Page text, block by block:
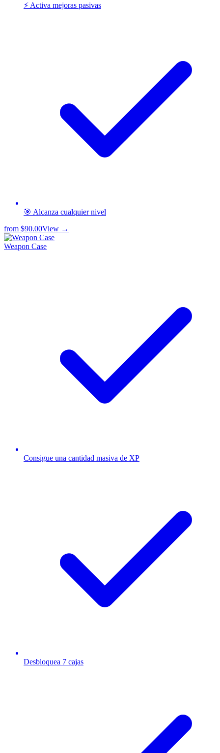
⚡ Activa mejoras pasivas
🎯 Alcanza cualquier nivel
from $90.00View →
Weapon Case
Consigue una cantidad masiva de XP
Desbloquea 7 cajas